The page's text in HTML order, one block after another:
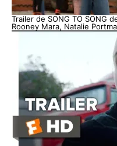
Trailer de SONG TO SONG
Rooney Mara, Natalie